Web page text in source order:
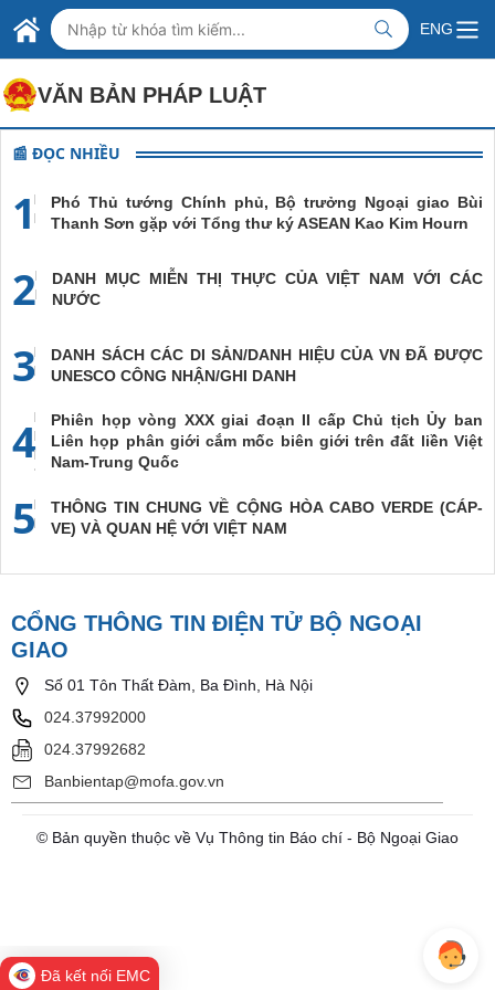
Skip to Main Content
BỘ NGOẠI GIAO VIỆT NAM
MINISTRY OF FOREIGN AFFAIRS
ENG
VĂN BẢN PHÁP LUẬT
📰 ĐỌC NHIỀU
1
Phó Thủ tướng Chính phủ, Bộ trưởng Ngoại giao Bùi
Thanh Sơn gặp với Tổng thư ký ASEAN Kao Kim Hourn
2
DANH MỤC MIỄN THỊ THỰC CỦA VIỆT NAM VỚI CÁC
NƯỚC
3
DANH SÁCH CÁC DI SẢN/DANH HIỆU CỦA VN ĐÃ ĐƯỢC
UNESCO CÔNG NHẬN/GHI DANH
4
Phiên họp vòng XXX giai đoạn II cấp Chủ tịch Ủy ban
Liên họp phân giới cắm mốc biên giới trên đất liền Việt
Nam-Trung Quốc
5
THÔNG TIN CHUNG VỀ CỘNG HÒA CABO VERDE (CÁP-
VE) VÀ QUAN HỆ VỚI VIỆT NAM
CỔNG THÔNG TIN ĐIỆN TỬ BỘ NGOẠI
GIAO
Số 01 Tôn Thất Đàm, Ba Đình, Hà Nội
024.37992000
024.37992682
Banbientap@mofa.gov.vn
© Bản quyền thuộc về Vụ Thông tin Báo chí - Bộ Ngoại Giao
Đã kết nối EMC